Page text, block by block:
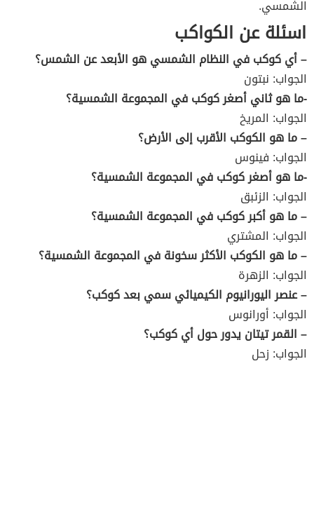
الشمسي.
اسئلة عن الكواكب
– أي كوكب في النظام الشمسي هو الأبعد عن الشمس؟
الجواب: نبتون
-ما هو ثاني أصغر كوكب في المجموعة الشمسية؟
الجواب: المريخ
– ما هو الكوكب الأقرب إلى الأرض؟
الجواب: فينوس
-ما هو أصغر كوكب في المجموعة الشمسية؟
الجواب: الزئبق
– ما هو أكبر كوكب في المجموعة الشمسية؟
الجواب: المشتري
– ما هو الكوكب الأكثر سخونة في المجموعة الشمسية؟
الجواب: الزهرة
– عنصر اليورانيوم الكيميائي سمي بعد كوكب؟
الجواب: أورانوس
– القمر تيتان يدور حول أي كوكب؟
الجواب: زحل